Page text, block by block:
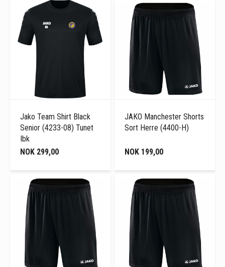
Jako Team Shirt Black
Senior (4233-08) Tunet
Ibk
NOK 299,00
JAKO Manchester Shorts
Sort Herre (4400-H)
NOK 199,00